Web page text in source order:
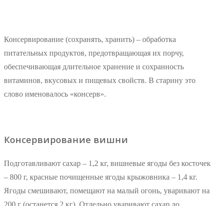
Консервирование (сохранять, хранить) – обработка
питательных продуктов, предотвращающая их порчу,
обеспечивающая длительное хранение и сохранность
витаминов, вкусовых и пищевых свойств. В старину это
слово именовалось «консерв».
Консервирование вишни
Подготавливают сахар – 1,2 кг, вишневые ягоды без косточек
– 800 г, красные почищенные ягоды крыжовника – 1,4 кг.
Ягоды смешивают, помещают на малый огонь, уваривают на
200 г (останется 2 кг). Отдельно уваривают сахар до